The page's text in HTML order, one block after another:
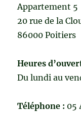
Appartement 5
20 rue de la
86000 Poitiers
Heures
Du lundi au
Téléphone : 05